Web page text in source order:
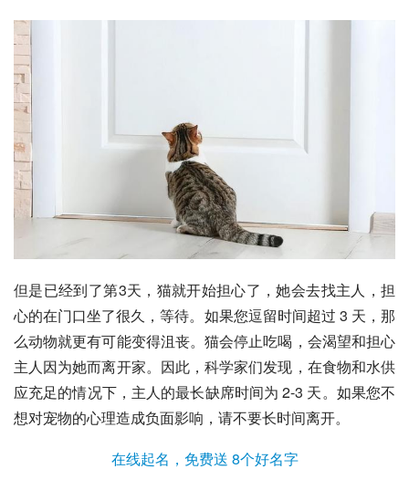
但是已经到了第3天，猫就开始担心了，她会去找主人，担
心的在门口坐了很久，等待。如果您逗留时间超过 3 天，那
么动物就更有可能变得沮丧。猫会停止吃喝，会渴望和担心
主人因为她而离开家。因此，科学家们发现，在食物和水供
应充足的情况下，主人的最长缺席时间为 2-3 天。如果您不
想对宠物的心理造成负面影响，请不要长时间离开。
在线起名，免费送 8个好名字